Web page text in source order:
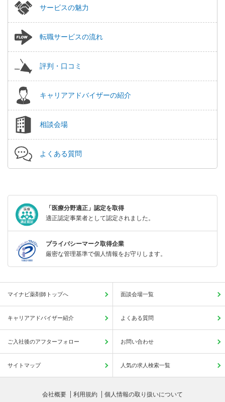
サービスの魅力
転職サービスの流れ
評判・口コミ
キャリアアドバイザーの紹介
相談会場
よくある質問
「医療分野適正」認定を取得
適正認定事業者として認定されました。
プライバシーマーク取得企業
厳密な管理基準で個人情報をお守りします。
マイナビ薬剤師トップへ 面談会場一覧
キャリアアドバイザー紹介 よくある質問
ご入社後のアフターフォロー お問い合わせ
サイトマップ 人気の求人検索一覧
会社概要 利用規約 個人情報の取り扱いについて